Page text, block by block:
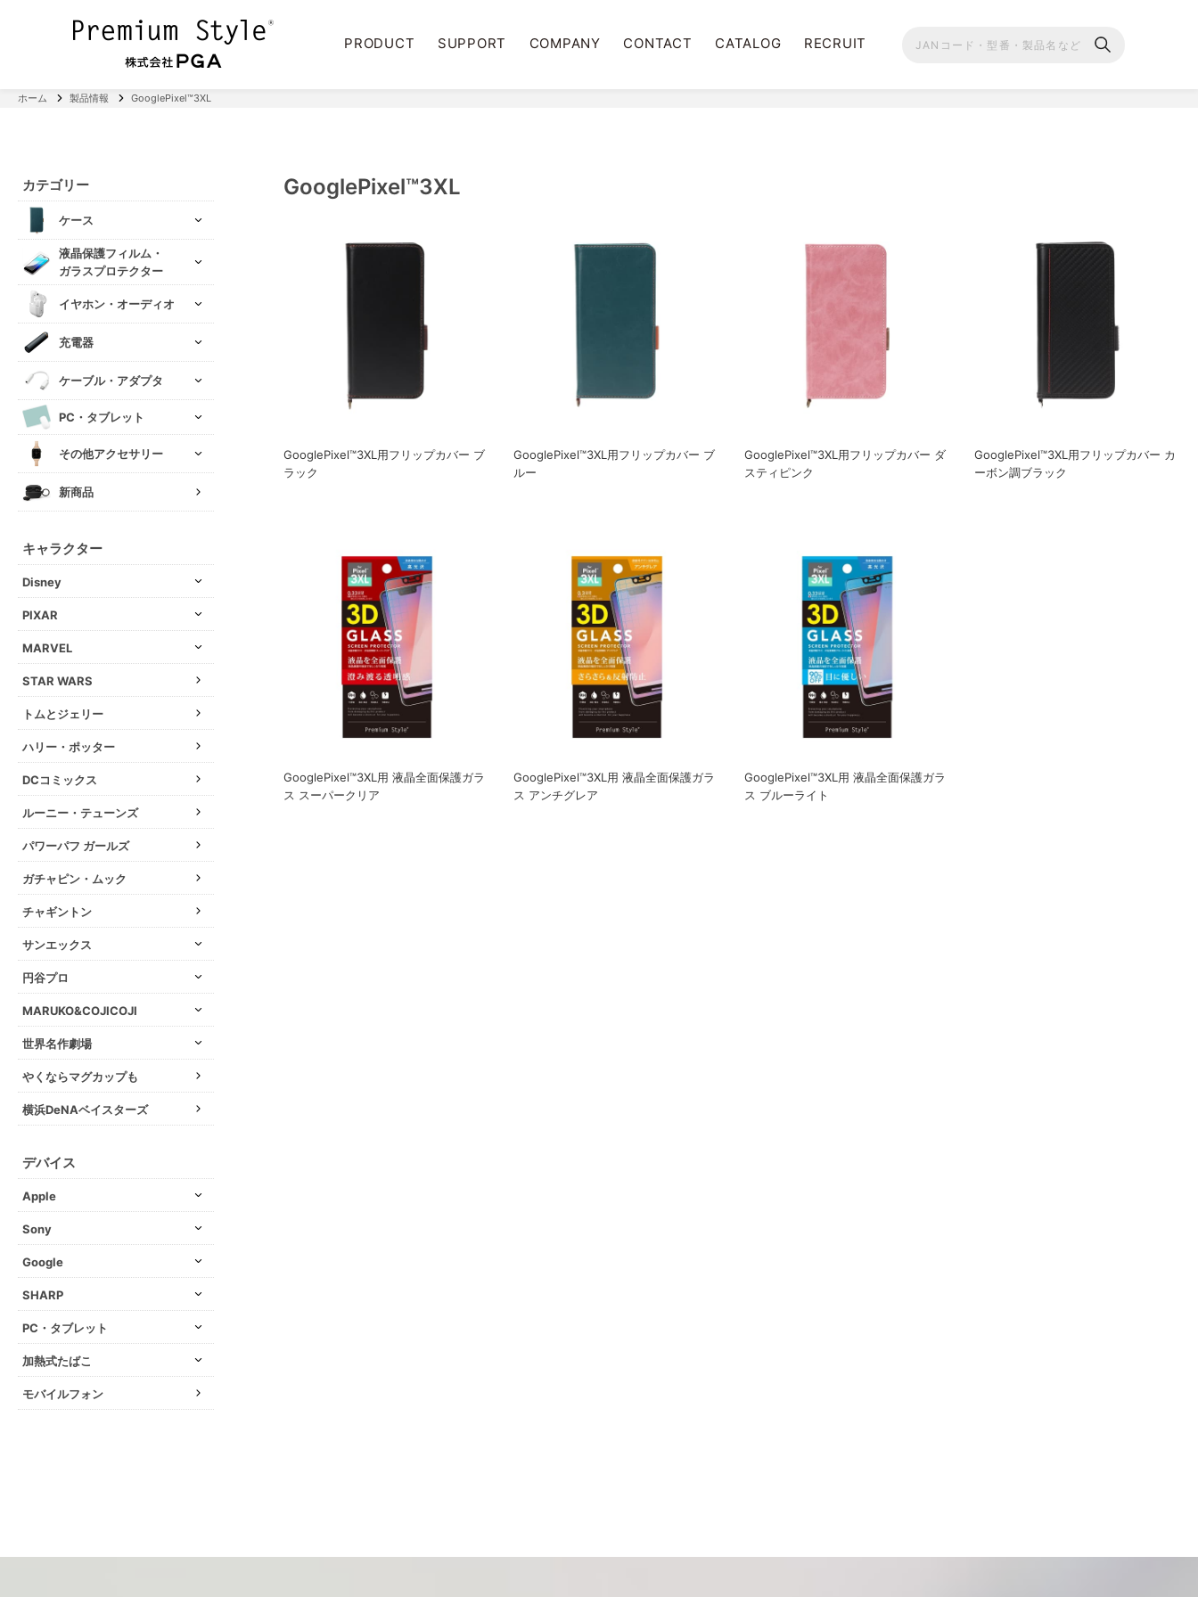
PRODUCT SUPPORT COMPANY CONTACT CATALOG RECRUIT
ホーム 製品情報 GooglePixel™3XL
カテゴリー
ケース
液晶保護フィルム・
ガラスプロテクター
イヤホン・オーディオ
充電器
ケーブル・アダプタ
PC・タブレット
その他アクセサリー
新商品
キャラクター
Disney
PIXAR
MARVEL
STAR WARS
トムとジェリー
ハリー・ポッター
DCコミックス
ルーニー・テューンズ
パワーパフ ガールズ
ガチャピン・ムック
チャギントン
サンエックス
円谷プロ
MARUKO&COJICOJI
世界名作劇場
やくならマグカップも
横浜DeNAベイスターズ
デバイス
Apple
Sony
Google
SHARP
PC・タブレット
加熱式たばこ
モバイルフォン
GooglePixel™3XL
GooglePixel™3XL用フリップカバー ブ
ラック
GooglePixel™3XL用フリップカバー ブ
ルー
GooglePixel™3XL用フリップカバー ダ
スティピンク
GooglePixel™3XL用フリップカバー カ
ーボン調ブラック
GooglePixel™3XL用 液晶全面保護ガラ
ス スーパークリア
GooglePixel™3XL用 液晶全面保護ガラ
ス アンチグレア
GooglePixel™3XL用 液晶全面保護ガラ
ス ブルーライト